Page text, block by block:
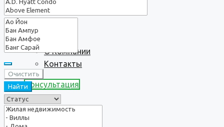
О нас
О Компании
Контакты
Консультация
Очистить
Найти